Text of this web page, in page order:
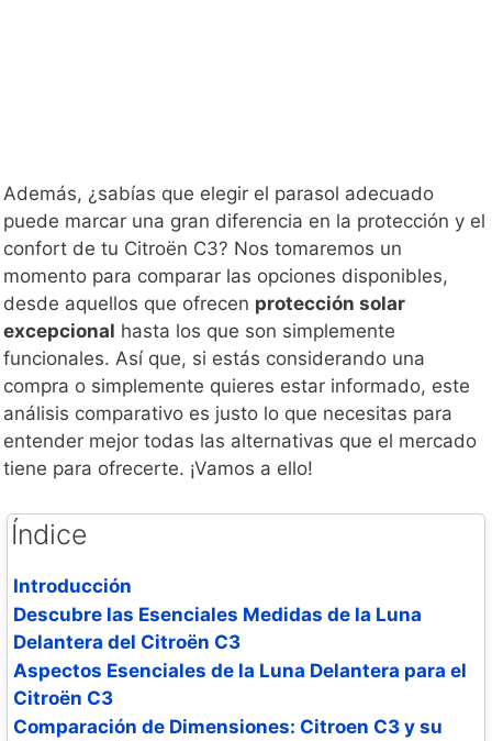
Además, ¿sabías que elegir el parasol adecuado
puede marcar una gran diferencia en la protección y el
confort de tu Citroën C3? Nos tomaremos un
momento para comparar las opciones disponibles,
desde aquellos que ofrecen protección solar
excepcional hasta los que son simplemente
funcionales. Así que, si estás considerando una
compra o simplemente quieres estar informado, este
análisis comparativo es justo lo que necesitas para
entender mejor todas las alternativas que el mercado
tiene para ofrecerte. ¡Vamos a ello!
Índice
Introducción
Descubre las Esenciales Medidas de la Luna
Delantera del Citroën C3
Aspectos Esenciales de la Luna Delantera para el
Citroën C3
Comparación de Dimensiones: Citroen C3 y su